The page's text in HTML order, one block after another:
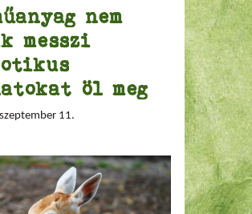
nem
messzi
öl meg
11.